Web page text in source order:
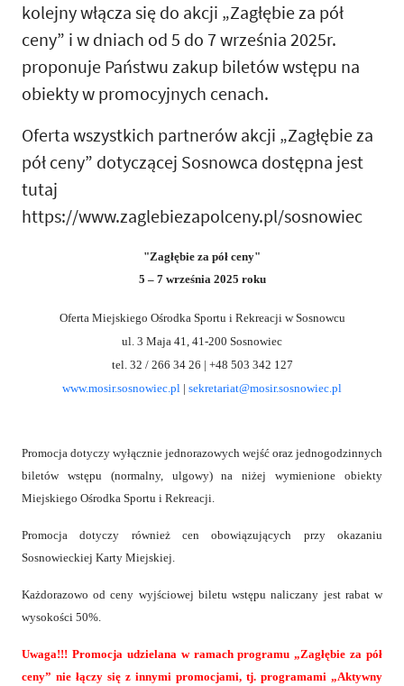
kolejny włącza się do akcji „Zagłębie za pół
ceny” i w dniach od 5 do 7 września 2025r.
proponuje Państwu zakup biletów wstępu na
obiekty w promocyjnych cenach.
Oferta wszystkich partnerów akcji „Zagłębie za
pół ceny” dotyczącej Sosnowca dostępna jest
tutaj
https://www.zaglebiezapolceny.pl/sosnowiec
"Zagłębie za pół ceny"
5 – 7 września 2025 roku
Oferta Miejskiego Ośrodka Sportu i Rekreacji w Sosnowcu
ul. 3 Maja 41, 41-200 Sosnowiec
tel. 32 / 266 34 26 | +48 503 342 127
www.mosir.sosnowiec.pl | sekretariat@mosir.sosnowiec.pl
Promocja dotyczy wyłącznie jednorazowych wejść oraz jednogodzinnych
biletów wstępu (normalny, ulgowy) na niżej wymienione obiekty
Miejskiego Ośrodka Sportu i Rekreacji.
Promocja dotyczy również cen obowiązujących przy okazaniu
Sosnowieckiej Karty Miejskiej.
Każdorazowo od ceny wyjściowej biletu wstępu naliczany jest rabat w
wysokości 50%.
Uwaga!!! Promocja udzielana w ramach programu „Zagłębie za pół
ceny” nie łączy się z innymi promocjami, tj. programami „Aktywny